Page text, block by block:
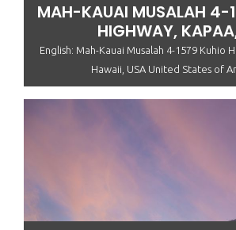
MAH-KAUAI MUSALAH 4-
HIGHWAY,
English: Mah-Kauai Musalah 4-1579 Kuhio
Hawaii, USA United States of